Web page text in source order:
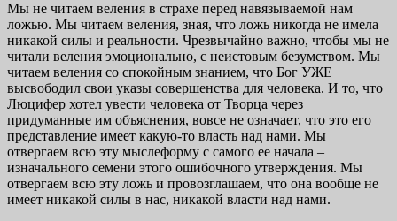
Мы не читаем веления в страхе перед навязываемой нам
ложью. Мы читаем веления, зная, что ложь никогда не имела
никакой силы и реальности. Чрезвычайно важно, чтобы мы не
читали веления эмоционально, с неистовым безумством. Мы
читаем веления со спокойным знанием, что Бог УЖЕ
высвободил свои указы совершенства для человека. И то, что
Люцифер хотел увести человека от Творца через
придуманные им объяснения, вовсе не означает, что это его
представление имеет какую-то власть над нами. Мы
отвергаем всю эту мыслеформу с самого ее начала –
изначального семени этого ошибочного утверждения. Мы
отвергаем всю эту ложь и провозглашаем, что она вообще не
имеет никакой силы в нас, никакой власти над нами.